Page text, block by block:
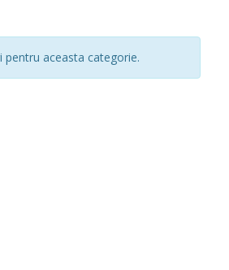
pentru aceasta categorie.